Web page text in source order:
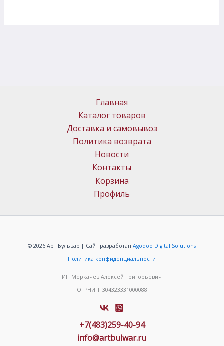
Главная
Каталог товаров
Доставка и самовывоз
Политика возврата
Новости
Контакты
Корзина
Профиль
© 2026 Арт Бульвар | Сайт разработан Agodoo Digital Solutions
Политика конфиденциальности
ИП Меркачёв Алексей Григорьевич
ОГРНИП: 304323331000088
+7(483)259-40-94
info@artbulwar.ru